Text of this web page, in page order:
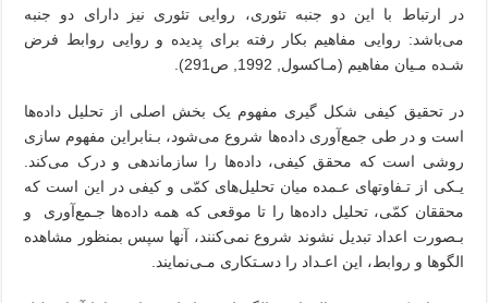
در ارتباط با‌ این‌ دو‌ جنبه تئوری، روایی تئوری نیز دارای دو جنبه
می‌باشد: روایی مفاهیم‌ بکار‌ رفته برای پدیده و روایی روابط فرض
شـده مـیان مفاهیم (مـاکسول, 1992, ص291)
در تحقیق کیفی شکل‌ گیری‌ مفهوم‌ یک بخش اصلی از تحلیل داده‌ها
است و در طی جمع‌آوری داده‌ها شروع‌ می‌شود‌، بـنابراین‌ مفهوم سازی
روشی است که محقق کیفی، داده‌ها را سازماندهی و درک می‌کند.
یـکی از‌ تـفاوتهای‌ عـمده‌ میان تحلیل‌های کمّی و کیفی در این است که
محققان کمّی، تحلیل داده‌ها را تا‌ موقعی‌ که همه داده‌ها جـمع‌آوری ‌ ‌و
بـصورت اعداد تبدیل نشوند شروع نمی‌کنند، آنها سپس بمنظور‌ مشاهده
‌الگوها و روابط، این اعـداد را دسـتکاری مـی‌نمایند.